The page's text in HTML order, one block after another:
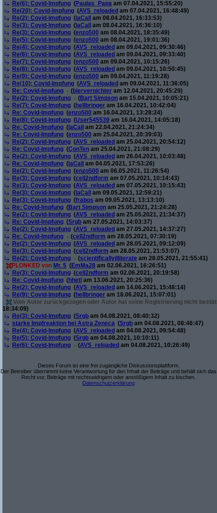
Re(6): Covid-Impfung (Paulas_Papa am 07.04.2021, 15:55:20)
Re(20): Covid-Impfung (AVS_reloaded am 07.04.2021, 16:48:49)
Re(2): Covid-Impfung ( laCall
am 08.04.2021, 16:33:53)
Re(3): Covid-Impfung ( laCall
am 08.04.2021, 16:36:10)
Re(3): Covid-Impfung (enzo500 am 08.04.2021, 18:35:49)
Re(5): Covid-Impfung (enzo500 am 08.04.2021, 19:01:36)
Re(4): Covid-Impfung (AVS_reloaded am 09.04.2021, 09:30:46)
Re(6): Covid-Impfung (AVS_reloaded am 09.04.2021, 09:33:40)
Re(7): Covid-Impfung (enzo500 am 09.04.2021, 10:15:26)
Re(8): Covid-Impfung (AVS_reloaded am 09.04.2021, 10:50:45)
Re(9): Covid-Impfung (enzo500 am 09.04.2021, 11:19:28)
Re(10): Covid-Impfung (AVS_reloaded am 09.04.2021, 11:36:05)
Re: Covid-Impfung
(biervernichter am 12.04.2021, 20:45:29)
Re(2): Covid-Impfung
(Bart Simpson am 15.04.2021, 10:05:21)
Re(7): Covid-Impfung (hellbringer am 16.04.2021, 10:42:04)
Re: Covid-Impfung (enzo500 am 16.04.2021, 13:28:24)
Re(8): Covid-Impfung (User545539 am 16.04.2021, 14:05:18)
Re: Covid-Impfung ( laCall
am 22.04.2021, 21:24:34)
Re: Covid-Impfung (enzo500 am 25.04.2021, 20:39:03)
Re(2): Covid-Impfung (AVS_reloaded am 25.04.2021, 20:54:12)
Re: Covid-Impfung (ConTen am 25.04.2021, 21:08:29)
Re(2): Covid-Impfung (AVS_reloaded am 26.04.2021, 10:03:48)
Re: Covid-Impfung ( laCall
am 04.05.2021, 17:53:26)
Re(2): Covid-Impfung (enzo500 am 06.05.2021, 11:26:54)
Re(3): Covid-Impfung (cell2ndform am 07.05.2021, 10:14:43)
Re(3): Covid-Impfung (AVS_reloaded am 07.05.2021, 10:15:43)
Re(3): Covid-Impfung ( laCall
am 09.05.2021, 12:59:21)
Re(3): Covid-Impfung (frabos am 09.05.2021, 13:13:10)
Re: Covid-Impfung (Bart Simpson am 25.05.2021, 21:24:28)
Re(2): Covid-Impfung (AVS_reloaded am 25.05.2021, 21:34:37)
Re: Covid-Impfung (Srgb am 27.05.2021, 14:03:37)
Re(2): Covid-Impfung (AVS_reloaded am 27.05.2021, 14:37:27)
Re: Covid-Impfung
(cell2ndform am 28.05.2021, 07:30:19)
Re(2): Covid-Impfung (AVS_reloaded am 28.05.2021, 09:12:09)
Re(3): Covid-Impfung (cell2ndform am 28.05.2021, 21:53:07)
Re(2): Covid-Impfung
(scientificallyilliterate am 28.05.2021, 21:55:41)
PLONKED von Mr. 5 (EmMa28 am 02.06.2021, 16:26:51)
Re(3): Covid-Impfung (cell2ndform am 02.06.2021, 20:19:58)
Re: Covid-Impfung (hhetl am 13.06.2021, 20:25:36)
Re(2): Covid-Impfung (AVS_reloaded am 14.06.2021, 15:48:14)
Re(9): Covid-Impfung (hellbringer am 18.06.2021, 15:07:01)
Vom Autor zurückgezogen oder Autor hat seine Registrierung nicht
18:34:09)
Re(3): Covid-Impfung (Srgb am 04.08.2021, 08:40:32)
starke Impfreaktion bei Astra Zeneca (Srgb am 04.08.2021, 08:46:47)
Re(4): Covid-Impfung (AVS_reloaded am 04.08.2021, 09:54:48)
Re(5): Covid-Impfung (Srgb am 04.08.2021, 10:10:11)
Re(6): Covid-Impfung
(AVS_reloaded am 04.08.2021, 10:26:49)
Dieses Forum ist eine frei zugängliche Diskussionsplattform.
Der Betreiber übernimmt keine Verantwortung für den Inhalt der Beiträge und behält sich das
Recht vor, Beiträge mit rechtswidrigem oder anstößigem Inhalt zu löschen.
Datenschutzerklärung